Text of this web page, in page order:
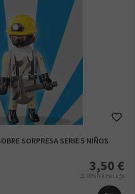
SORPRESA SERIE 5 NIÑOS
3,50 €
21.00% IVA incluido